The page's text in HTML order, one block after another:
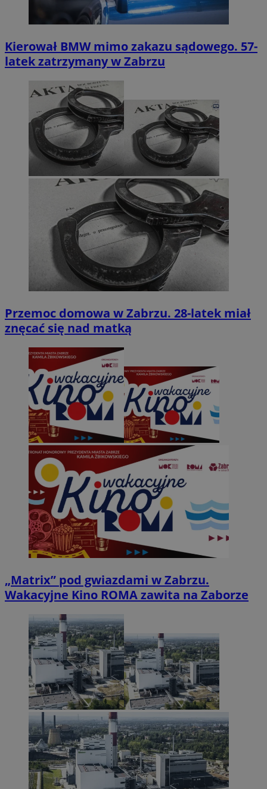
Kierował BMW mimo zakazu sądowego. 57-
latek zatrzymany w Zabrzu
Przemoc domowa w Zabrzu. 28-latek miał
znęcać się nad matką
„Matrix” pod gwiazdami w Zabrzu.
Wakacyjne Kino ROMA zawita na Zaborze